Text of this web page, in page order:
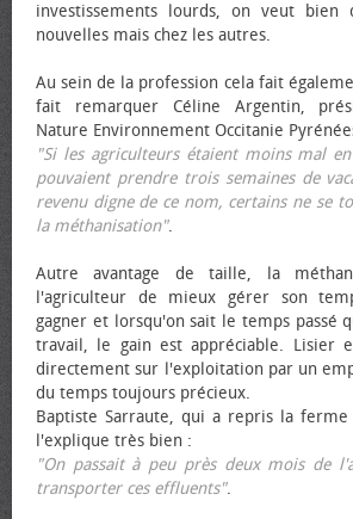
investissements lourds, on veut bien
nouvelles mais chez les autres.
Au sein de la profession cela fait
fait remarquer Céline Argentin,
Nature Environnement Occitanie
"Si les agriculteurs étaient moins mal
pouvaient prendre trois semaines de
revenu digne de ce nom, certains ne se
la méthanisation".
Autre avantage de taille, la
l'agriculteur de mieux gérer son
gagner et lorsqu'on sait le temps passé
travail, le gain est appréciable. Lisier
directement sur l'exploitation par un
du temps toujours précieux.
Baptiste Sarraute, qui a repris la
l'explique très bien :
"On passait à peu près deux mois de
transporter ces effluents".